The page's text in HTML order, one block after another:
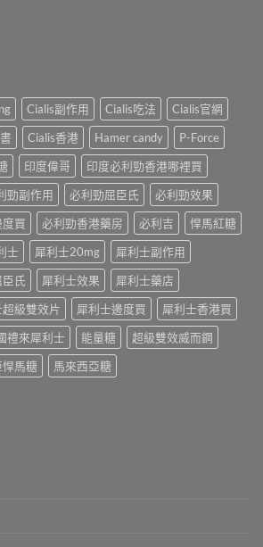
Cialis副作用 Cialis吃法
Cialis官網
Cialis香港 Hamer candy
P-Force
印度偉哥
印度必利勁香港哪裡買
勁副作用 必利勁屈臣氏
必利勁效果
買 必利勁香港藥房 必利吉
悍馬紅糖
士 犀利士20mg
犀利士副作用
氏 犀利士效果
犀利士藥店
超級雙效片 犀利士邊度買
犀利士香港買
禮來犀利士 能量糖
超級雙效威而鋼
悍馬糖 馬來西亞糖